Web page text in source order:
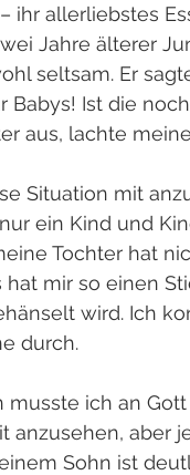
ihr allerliebstes
Jahre älterer
seltsam. Er
Babys! Ist die
aus, lachte
Situation mit
ein Kind und
Tochter hat
hat mir so einen
wird. Ich
durch.
ich an
anzusehen, aber
Sohn ist